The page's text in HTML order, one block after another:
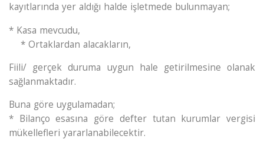
kayıtlarında yer aldığı halde işletmede bulunmayan;
* Kasa mevcudu,
* Ortaklardan alacakların,
Fiili/ gerçek duruma uygun hale getirilmesine olanak
sağlanmaktadır.
Buna göre uygulamadan;
* Bilanço esasına göre defter tutan kurumlar vergisi
mükellefleri yararlanabilecektir.